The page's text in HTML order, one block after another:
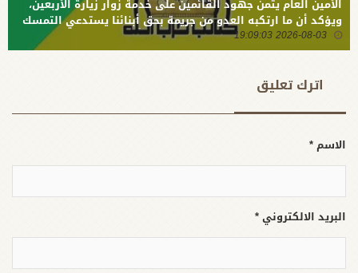
الأمين العام يثمن جهود القائمين على خدمة زوار زيارة الأربعين،
ويؤكد أن ما ارتكبه العدو من جريمة بحق أبنائنا يستدعي التمسك
بالسلاح وتطويره لردع كل من يريد بنا شراً
2026-08-03 19:09:03
اترك تعلیق
الاسم *
البريد الالكتروني *